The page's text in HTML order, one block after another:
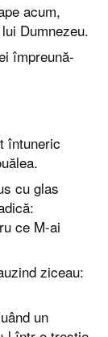
acum,
Dumnezeu.
împreună-
întuneric
cu glas
ce M-ai
ziceau:
un